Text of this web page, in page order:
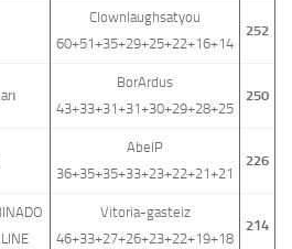
Clownlaughsatyou
60+51+35+29+25+22+16+14
252
BorArdus
43+33+31+31+30+29+28+25
250
AbelP
36+35+35+33+23+22+21+21
226
Vitoria-gasteiz
46+33+27+26+23+22+19+18
214